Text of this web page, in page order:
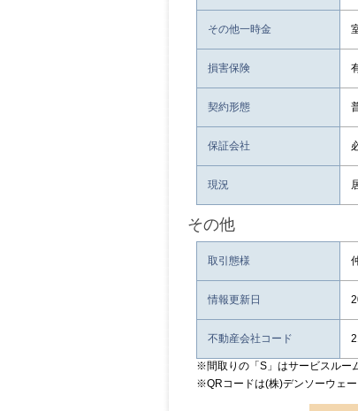
その他一時金
損害保険
契約形態
保証会社
現況
その他
取引態様
情報更新日
不動産会社コード
※間取りの「S」はサービスルー
※QRコードは(株)デンソーウェー